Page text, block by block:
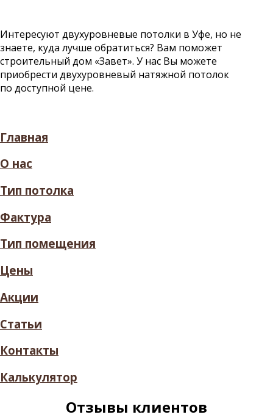
Интересуют двухуровневые потолки в Уфе, но не
знаете, куда лучше обратиться? Вам поможет
строительный дом «Завет». У нас Вы можете
приобрести двухуровневый натяжной потолок
по доступной цене.
Главная
О нас
Тип потолка
Фактура
Тип помещения
Цены
Акции
Статьи
Контакты
Калькулятор
Отзывы клиентов